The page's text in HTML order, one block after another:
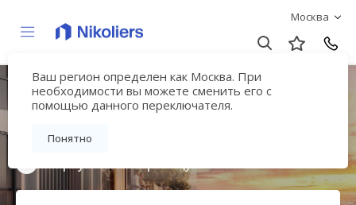
Москва
Ваш регион определен как Москва. При
необходимости вы можете сменить его с
помощью данного переключателя.
Понятно
Мультиквартал
«ВЕЕР»